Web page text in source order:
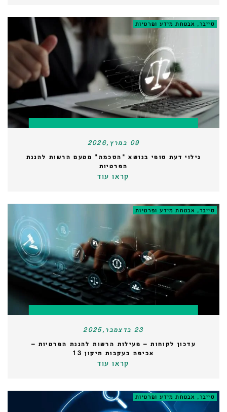
סייבר, אבטחת מידע ופרטיות
09 במרץ,2026
גילוי דעת סופי בנושא "הסכמה" מטעם הרשות להגנת
הפרטיות
קראו עוד
סייבר, אבטחת מידע ופרטיות
23 בדצמבר,2025
עדכון לקוחות – פעילות הרשות להגנת הפרטיות –
אכיפה בעקבות תיקון 13
קראו עוד
סייבר, אבטחת מידע ופרטיות